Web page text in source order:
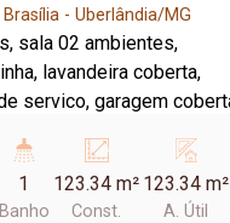
- Uberlândia/MG
sala 02 ambientes,
lavandeira coberta,
garagem coberta
Laje
1
Banho
123.34 m²
Const.
123.34 m²
A. Útil